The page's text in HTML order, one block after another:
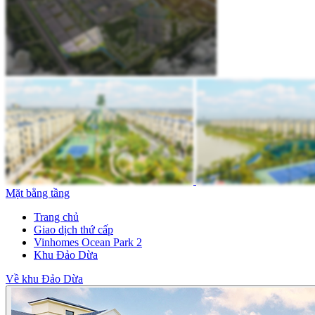
Mặt bằng tầng
Trang chủ
Giao dịch thứ cấp
Vinhomes Ocean Park 2
Khu Đảo Dừa
Về khu Đảo Dừa